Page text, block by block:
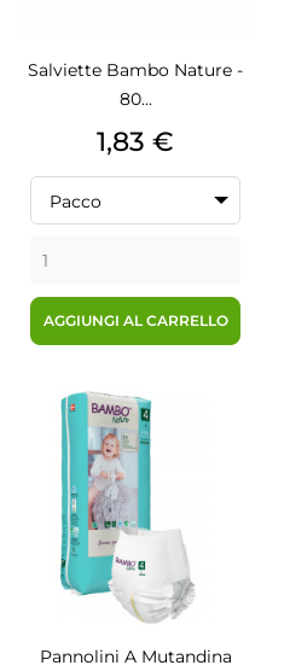
Salviette Bambo Nature -
80...
Prezzo
1,83 €
Pacco
AGGIUNGI AL CARRELLO
Pannolini A Mutandina